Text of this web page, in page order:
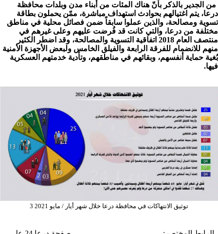
من الجدير بالذكر بأنّ هناك المئات من أبناء مدن وبلدات محافظة
درعا، يتم اغتيالهم بحوادث استهداف مباشرة، ممّن يحملون بطاقة
تسوية ومصالحة، والذين عملوا سابقاً ضمن فصائل محلية في مناطق
مختلفة من درعا، والتي كانت قد فُرضت عليهم وعلى غيرهم في
منتصف العام 2018 اتفاقية التسوية والمصالحة، وقد اضطر الكثير
منهم للانضمام للفرقة الرابعة والفيلق الخامس ولبعض الأجهزة الأمنية
بُغية حماية أنفسهم، وبقائهم في مناطقهم، وتأدية خدمتهم العسكرية
فيها.
توثيق الانتهاكات في محافظة درعا خلال شهر أيار / مايو 2021 3